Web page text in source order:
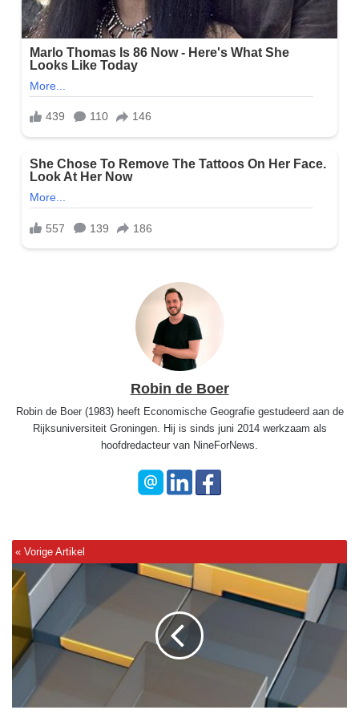
Robin de Boer
Robin de Boer (1983) heeft Economische Geografie gestudeerd aan de
Rijksuniversiteit Groningen. Hij is sinds juni 2014 werkzaam als
hoofdredacteur van NineForNews.
A
n
i
e
n
t
l